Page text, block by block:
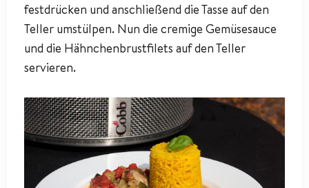
festdrücken und anschließend die Tasse auf den
Teller umstülpen. Nun die cremige Gemüsesauce
und die Hähnchenbrustfilets auf den Teller
servieren.